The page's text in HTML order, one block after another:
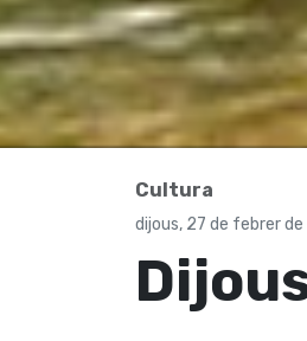
Cultura
dijous, 27 de febrer